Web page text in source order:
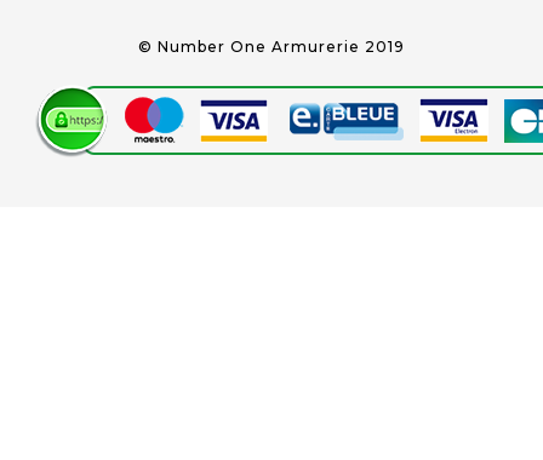
© Number One Armurerie 2019